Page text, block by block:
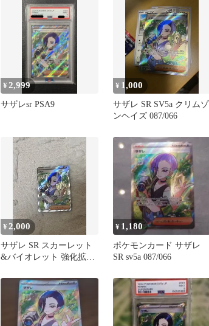
¥ 2,999
サザレsr PSA9
¥ 1,000
サザレ SR SV5a クリムゾ
ンヘイズ 087/066
¥ 2,000
サザレ SR スカーレット
&バイオレット 強化拡張
キ…
¥ 1,180
ポケモンカード サザレ
SR sv5a 087/066